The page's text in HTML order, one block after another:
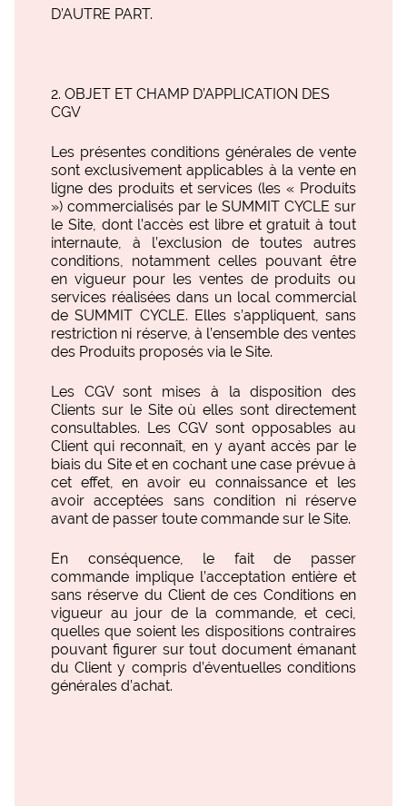
D’AUTRE PART.
OBJET ET CHAMP D’APPLICATION DES
CGV
Les présentes conditions générales de vente
sont exclusivement applicables à la vente en
ligne des produits et services (les « Produits
») commercialisés par le SUMMIT CYCLE sur
le Site, dont l’accès est libre et gratuit à tout
internaute, à l’exclusion de toutes autres
conditions, notamment celles pouvant être
en vigueur pour les ventes de produits ou
services réalisées dans un local commercial
de SUMMIT CYCLE. Elles s’appliquent, sans
restriction ni réserve, à l’ensemble des ventes
des Produits proposés via le Site.
Les CGV sont mises à la disposition des
Clients sur le Site où elles sont directement
consultables. Les CGV sont opposables au
Client qui reconnaît, en y ayant accès par le
biais du Site et en cochant une case prévue à
cet effet, en avoir eu connaissance et les
avoir acceptées sans condition ni réserve
avant de passer toute commande sur le Site.
En conséquence, le fait de passer
commande implique l’acceptation entière et
sans réserve du Client de ces Conditions en
vigueur au jour de la commande, et ceci,
quelles que soient les dispositions contraires
pouvant figurer sur tout document émanant
du Client y compris d’éventuelles conditions
générales d’achat.